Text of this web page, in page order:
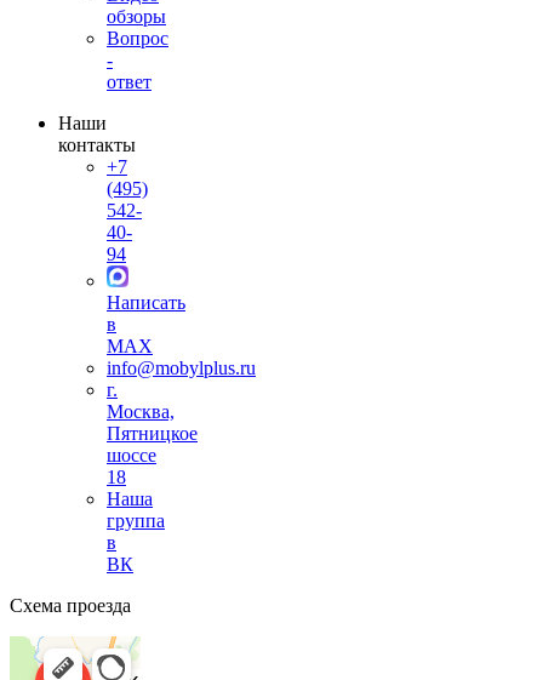
обзоры
Вопрос
-
ответ
Наши
контакты
+7
(495)
542-
40-
94
Написать
в
MAX
info@mobylplus.ru
г.
Москва,
Пятницкое
шоссе
18
Наша
группа
в
ВК
Схема проезда